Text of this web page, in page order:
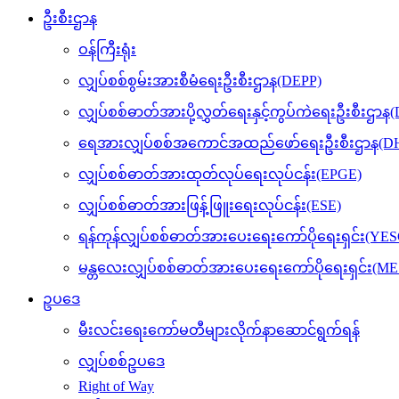
ဦးစီးဌာန
ဝန်ကြီးရုံး
လျှပ်စစ်စွမ်းအားစီမံရေးဦးစီးဌာန(DEPP)
လျှပ်စစ်ဓာတ်အားပို့လွှတ်ရေးနှင့်ကွပ်ကဲရေးဦးစီးဌာန
ရေအားလျှပ်စစ်အကောင်အထည်ဖော်ရေးဦးစီးဌာန
လျှပ်စစ်ဓာတ်အားထုတ်လုပ်ရေးလုပ်ငန်း(EPGE)
လျှပ်စစ်ဓာတ်အားဖြန့်ဖြူးရေးလုပ်ငန်း(ESE)
ရန်ကုန်လျှပ်စစ်ဓာတ်အားပေးရေးကော်ပိုရေးရှင်း
မန္တလေးလျှပ်စစ်ဓာတ်အားပေးရေးကော်ပိုရေးရှင်း
ဥပဒေ
မီးလင်းရေးကော်မတီများလိုက်နာဆောင်ရွက်ရန်
လျှပ်စစ်ဥပဒေ
Right of Way